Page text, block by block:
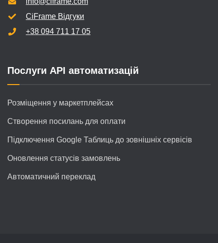
CiFrame Відгуки
+38 094 711 17 05
Послуги API автоматизацій
Розміщення у маркетплейсах
Створення посилань для оплати
Підключення Google Таблиць до зовнішніх сервісів
Оновлення статусів замовлень
Автоматичний переклад